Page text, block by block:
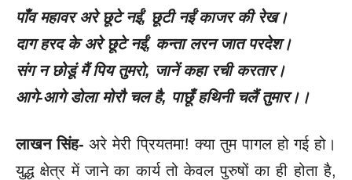
पाँव महावर अरे छूटे नईं, छूटी नईं काजर की रेख।
दाग हरद के अरे छूटे नईं, कन्ता लरन जात परदेश।
संग न छोडूं मैं पिय तुमरो, जानें कहा रची करतार।
आगे-आगे डोला मोरौ चल है, पाछूँ हथिनी चलैं तुमार।।
लाखन सिंह- अरे मेरी प्रियतमा! क्या तुम पागल हो गई हो।
युद्ध क्षेत्र में जाने का कार्य तो केवल पुरुषों का ही होता है,